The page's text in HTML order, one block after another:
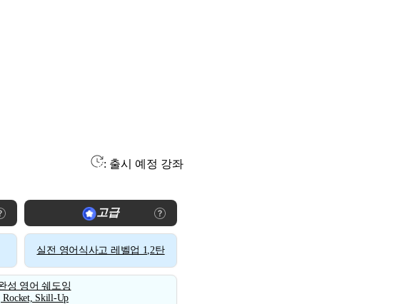
: 출시 예정 강좌
고급
실전 영어식사고 레벨업 1,2탄
성 영어 쉐도잉
Rocket, Skill-Up